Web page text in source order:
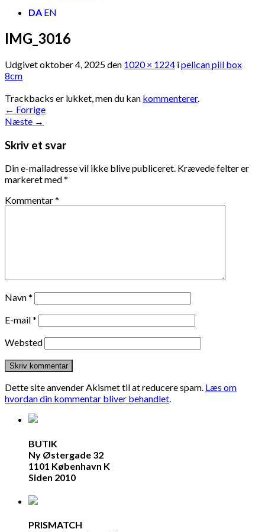
DA EN
IMG_3016
Udgivetoktober 4, 2025den 1020 × 1224 ipelican pill box
8cm
Trackbacks er lukket, men du kan kommenterer.
← Forrige
Næste →
Skriv et svar
Din e-mailadresse vil ikke blive publiceret. Krævede felter er
markeret med*
Kommentar*
Navn*
E-mail*
Websted
Dette site anvender Akismet til at reducere spam. Læs om
hvordan din kommentar bliver behandlet.
BUTIK
Ny Østergade 32
1101 København K
Siden 2010
PRISMATCH